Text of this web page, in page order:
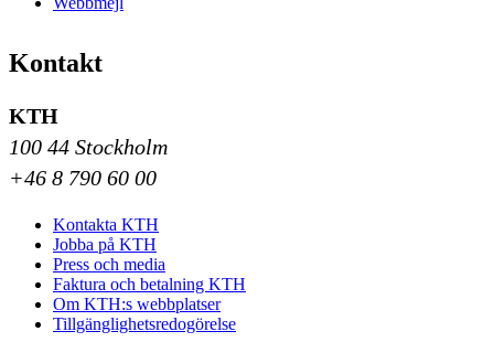
Kontakt
KTH
100 44 Stockholm
+46 8 790 60 00
Kontakta KTH
Jobba på KTH
Press och media
Faktura och betalning KTH
Om KTH:s webbplatser
Tillgänglighetsredogörelse